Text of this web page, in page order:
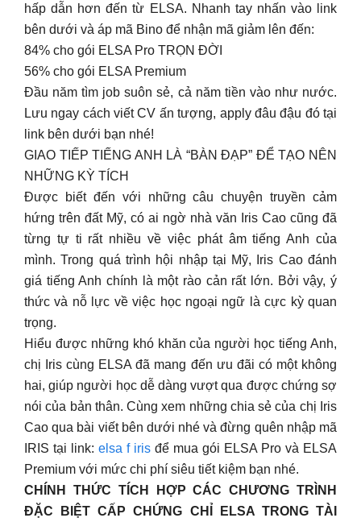
hấp dẫn hơn đến từ ELSA. Nhanh tay nhấn vào link
bên dưới và áp mã Bino để nhận mã giảm lên đến:
84% cho gói ELSA Pro TRỌN ĐỜI
56% cho gói ELSA Premium
Đầu năm tìm job suôn sẻ, cả năm tiền vào như nước.
Lưu ngay cách viết CV ấn tượng, apply đâu đậu đó tại
link bên dưới bạn nhé!
GIAO TIẾP TIẾNG ANH LÀ “BÀN ĐẠP” ĐỂ TẠO NÊN
NHỮNG KỲ TÍCH
Được biết đến với những câu chuyện truyền cảm
hứng trên đất Mỹ, có ai ngờ nhà văn Iris Cao cũng đã
từng tự ti rất nhiều về việc phát âm tiếng Anh của
mình. Trong quá trình hội nhập tại Mỹ, Iris Cao đánh
giá tiếng Anh chính là một rào cản rất lớn. Bởi vậy, ý
thức và nỗ lực về việc học ngoại ngữ là cực kỳ quan
trọng.
Hiểu được những khó khăn của người học tiếng Anh,
chị Iris cùng ELSA đã mang đến ưu đãi có một không
hai, giúp người học dễ dàng vượt qua được chứng sợ
nói của bản thân. Cùng xem những chia sẻ của chị Iris
Cao qua bài viết bên dưới nhé và đừng quên nhập mã
IRIS tại link: elsa f iris để mua gói ELSA Pro và ELSA
Premium với mức chi phí siêu tiết kiệm bạn nhé.
CHÍNH THỨC TÍCH HỢP CÁC CHƯƠNG TRÌNH
ĐẶC BIỆT CẤP CHỨNG CHỈ ELSA TRONG TÀI